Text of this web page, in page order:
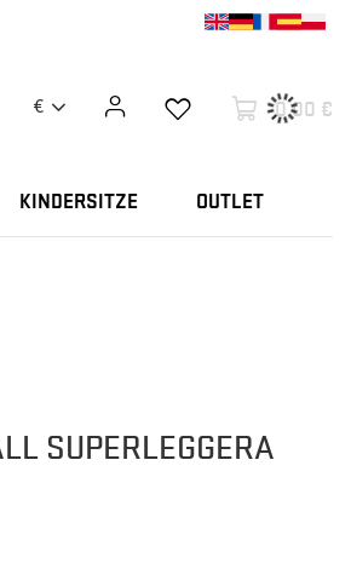
€ 0,00 €
KINDERSITZE OUTLET
SUPERLEGGERA